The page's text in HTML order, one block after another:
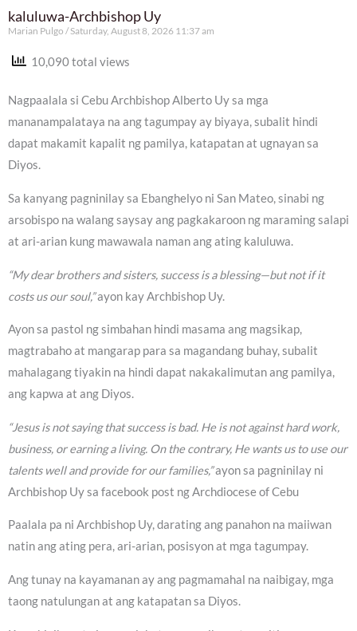
kaluluwa-Archbishop Uy
Marian Pulgo Saturday, August 8, 2026 11:37 am
10,090 total views
Nagpaalala si Cebu Archbishop Alberto Uy sa mga
mananampalataya na ang tagumpay ay biyaya, subalit hindi
dapat makamit kapalit ng pamilya, katapatan at ugnayan sa
Diyos.
Sa kanyang pagninilay sa Ebanghelyo ni San Mateo, sinabi ng
arsobispo na walang saysay ang pagkakaroon ng maraming salapi
at ari-arian kung mawawala naman ang ating kaluluwa.
“My dear brothers and sisters, success is a blessing—but not if it
costs us our soul,”ayon kay Archbishop Uy.
Ayon sa pastol ng simbahan hindi masama ang magsikap,
magtrabaho at mangarap para sa magandang buhay, subalit
mahalagang tiyakin na hindi dapat nakakalimutan ang pamilya,
ang kapwa at ang Diyos.
“Jesus is not saying that success is bad. He is not against hard work,
business, or earning a living. On the contrary, He wants us to use our
talents well and provide for our families,”ayon sa pagninilay ni
Archbishop Uy sa facebook post ng Archdiocese of Cebu
Paalala pa ni Archbishop Uy, darating ang panahon na maiiwan
natin ang ating pera, ari-arian, posisyon at mga tagumpay.
Ang tunay na kayamanan ay ang pagmamahal na naibigay, mga
taong natulungan at ang katapatan sa Diyos.